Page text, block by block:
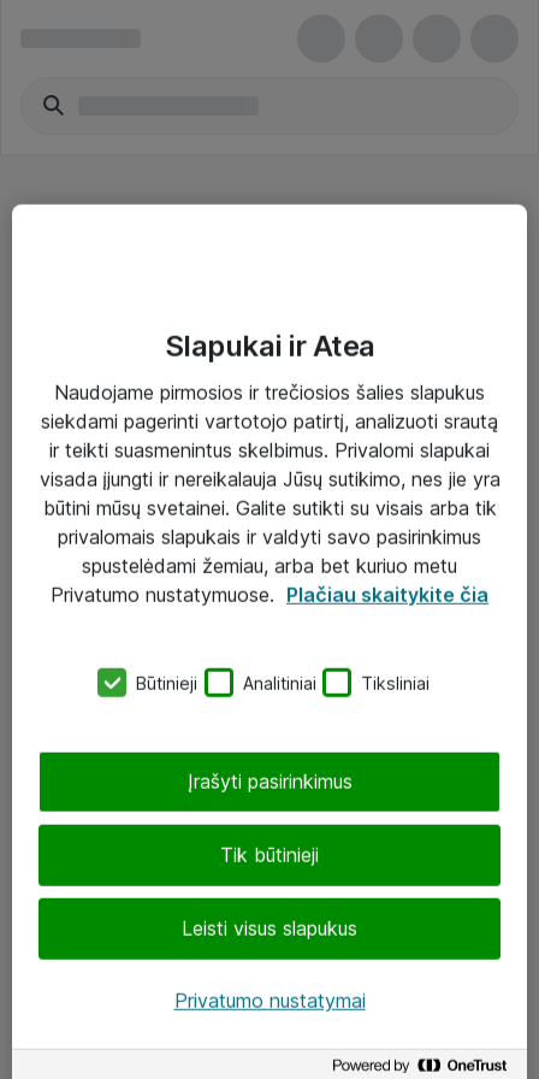
Sprendimai ir paslaugos
Paslaugos
Sprendimai
Įgyvendinti projektai
Atea ekspertų patarimai verslui
UAB „ATEA“
J. Rutkausko g. 6, Vilnius
Atea kontaktai
Aplankykite mus
Slapukai ir Atea
Naudojame pirmosios ir trečiosios šalies slapukus
siekdami pagerinti vartotojo patirtį, analizuoti srautą
ir teikti suasmenintus skelbimus. Privalomi slapukai
visada įjungti ir nereikalauja Jūsų sutikimo, nes jie yra
būtini mūsų svetainei. Galite sutikti su visais arba tik
privalomais slapukais ir valdyti savo pasirinkimus
spustelėdami žemiau, arba bet kuriuo metu
Privatumo nustatymuose. Plačiau skaitykite čia
Būtinieji Analitiniai Tiksliniai
Tik būtinieji
Leisti visus slapukus
Įrašyti pasirinkimus
Privatumo nustatymai